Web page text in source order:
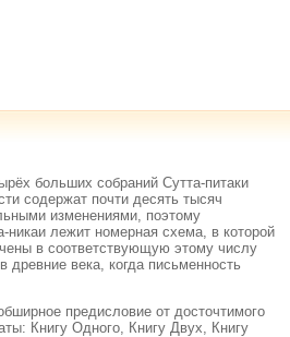
больших собраний Сутта-питаки
содержат почти десять тысяч
изменениями, поэтому
никаи лежит номерная схема, в которой
в соответствующую этому числу
века, когда письменность
предисловие от досточтимого
Книгу Одного, Книгу Двух, Книгу